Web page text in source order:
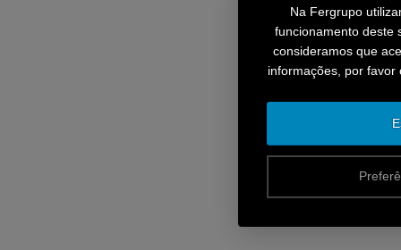
Na Fergrupo
funcionamento deste
consideramos que
informações, por